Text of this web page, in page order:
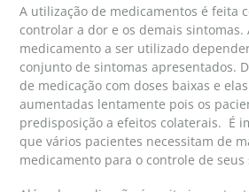
A utilização de medicamentos é feita
controlar a dor e os demais sintomas.
medicamento a ser utilizado
conjunto de sintomas apresentados.
de medicação com doses baixas e
aumentadas lentamente pois os
predisposição a efeitos colaterais. É
que vários pacientes necessitam de
medicamento para o controle de seus